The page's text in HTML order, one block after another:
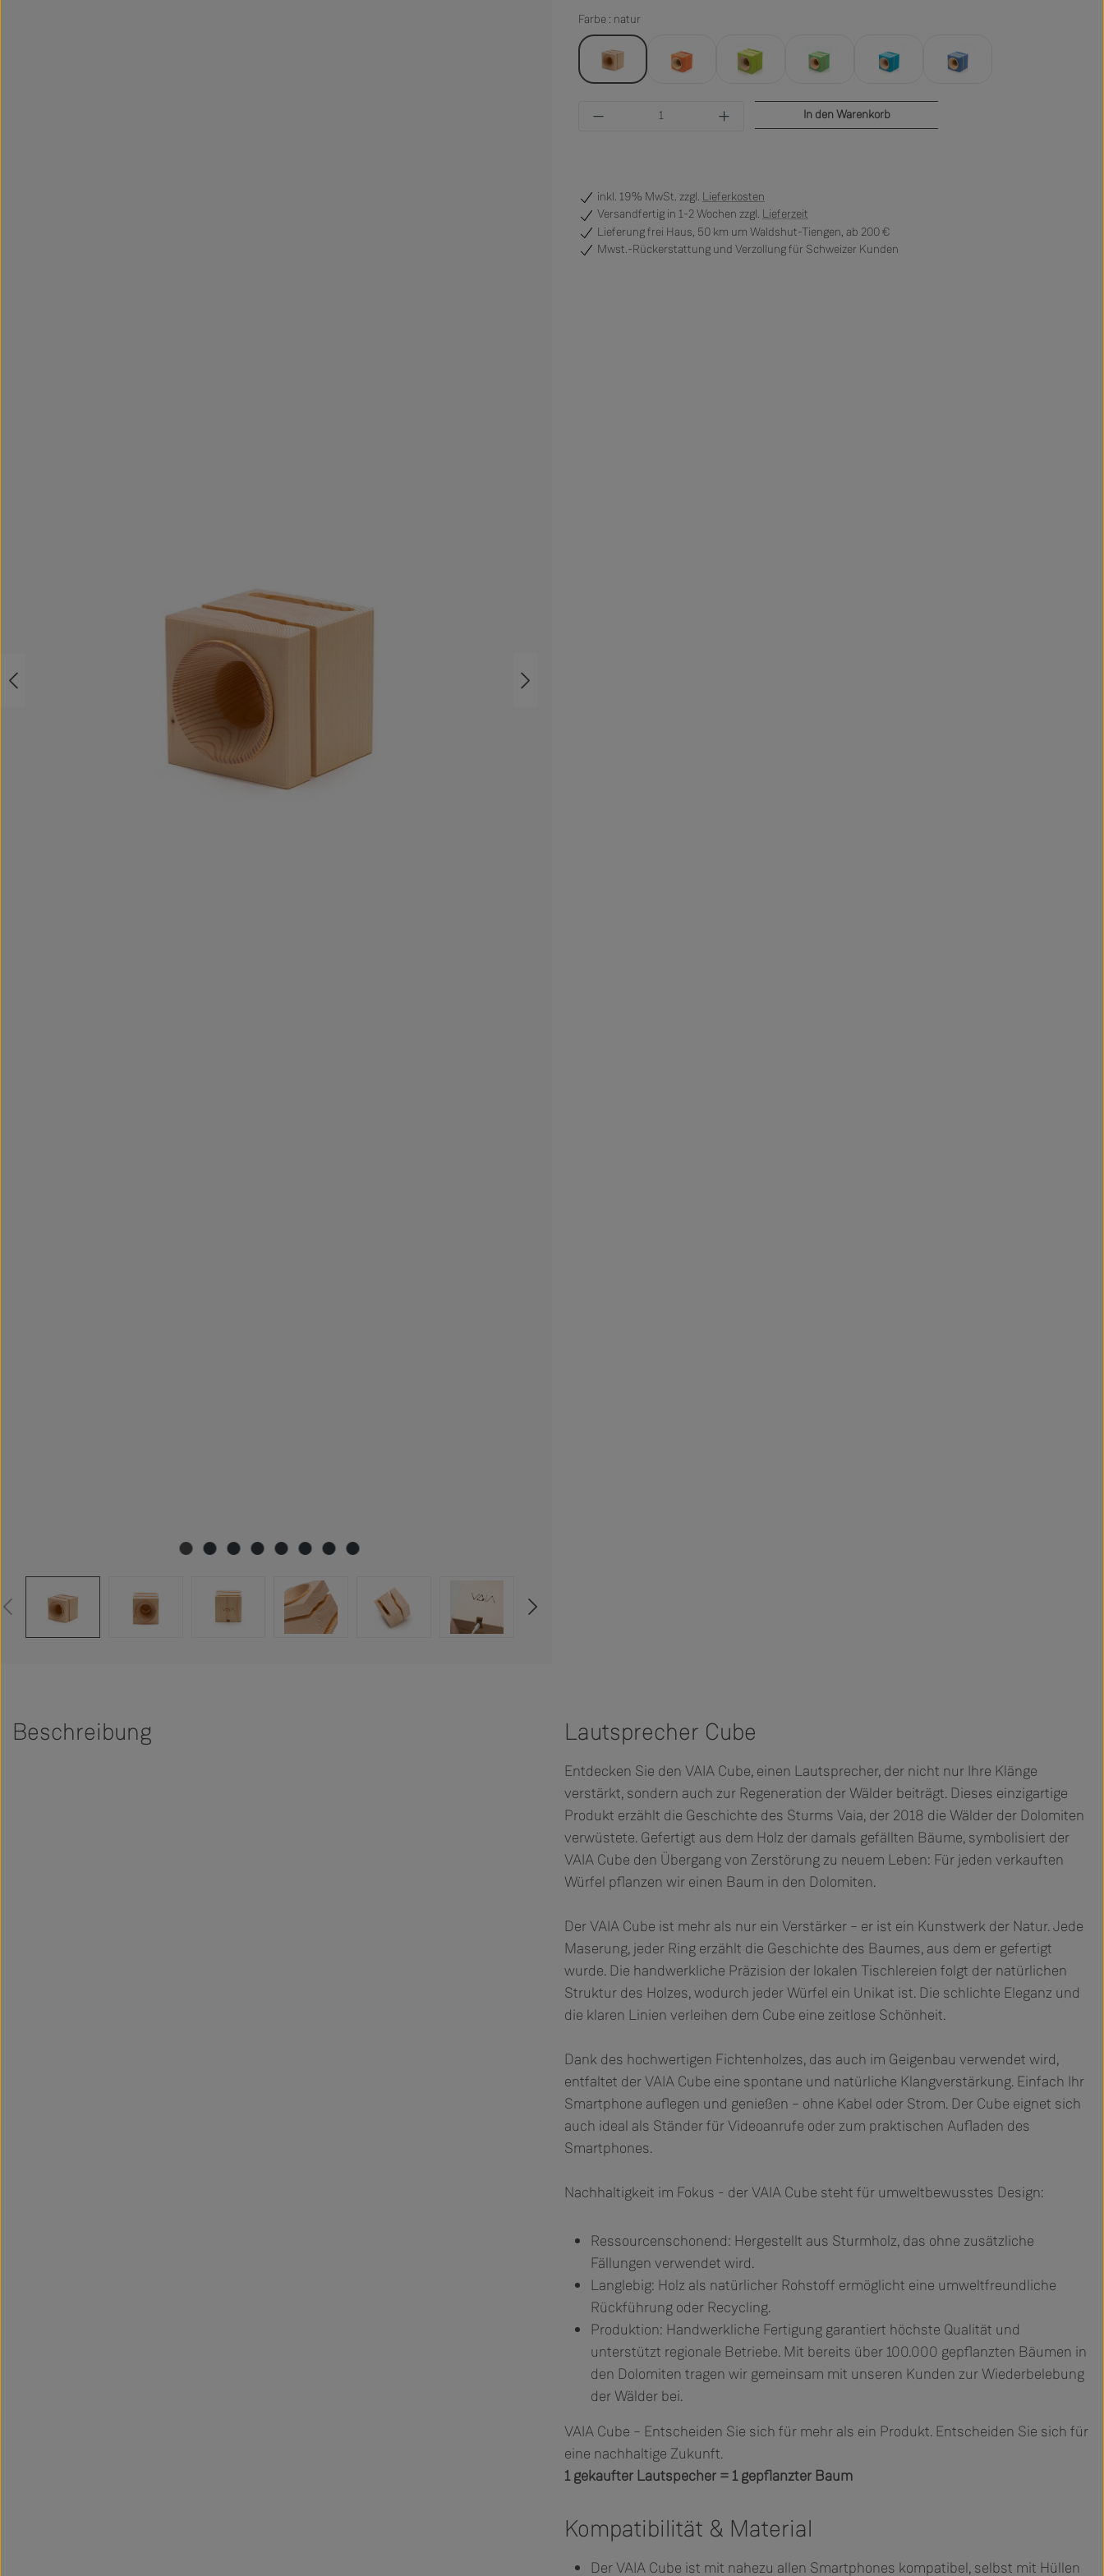
Farbe : natur
natur orange hellgrün grün hellblau blau
Produkt Anzahl: Gib den gewünschten Wert ein oder
In den Warenkorb
inkl. 19% MwSt. zzgl. Lieferkosten
Versandfertig in 1-2 Wochen zzgl. Lieferzeit
Lieferung frei Haus, 50 km um Waldshut-Tiengen, ab 200 €
Mwst.-Rückerstattung und Verzollung für Schweizer Kunden
Beschreibung Lautsprecher Cube
Entdecken Sie den VAIA Cube, einen Lautsprecher, der nicht nur Ihre Klänge
verstärkt, sondern auch zur Regeneration der Wälder beiträgt. Dieses einzigartige
Produkt erzählt die Geschichte des Sturms Vaia, der 2018 die Wälder der Dolomiten
verwüstete. Gefertigt aus dem Holz der damals gefällten Bäume, symbolisiert der
VAIA Cube den Übergang von Zerstörung zu neuem Leben: Für jeden verkauften
Würfel pflanzen wir einen Baum in den Dolomiten.
Der VAIA Cube ist mehr als nur ein Verstärker – er ist ein Kunstwerk der Natur. Jede
Maserung, jeder Ring erzählt die Geschichte des Baumes, aus dem er gefertigt
wurde. Die handwerkliche Präzision der lokalen Tischlereien folgt der natürlichen
Struktur des Holzes, wodurch jeder Würfel ein Unikat ist. Die schlichte Eleganz und
die klaren Linien verleihen dem Cube eine zeitlose Schönheit.
Dank des hochwertigen Fichtenholzes, das auch im Geigenbau verwendet wird,
entfaltet der VAIA Cube eine spontane und natürliche Klangverstärkung. Einfach Ihr
Smartphone auflegen und genießen – ohne Kabel oder Strom. Der Cube eignet sich
auch ideal als Ständer für Videoanrufe oder zum praktischen Aufladen des
Smartphones.
Nachhaltigkeit im Fokus - der VAIA Cube steht für umweltbewusstes Design:
Ressourcenschonend: Hergestellt aus Sturmholz, das ohne zusätzliche
Fällungen verwendet wird.
Langlebig: Holz als natürlicher Rohstoff ermöglicht eine umweltfreundliche
Rückführung oder Recycling.
Produktion: Handwerkliche Fertigung garantiert höchste Qualität und
unterstützt regionale Betriebe. Mit bereits über 100.000 gepflanzten Bäumen in
den Dolomiten tragen wir gemeinsam mit unseren Kunden zur Wiederbelebung
der Wälder bei.
VAIA Cube – Entscheiden Sie sich für mehr als ein Produkt. Entscheiden Sie sich für
eine nachhaltige Zukunft.
1 gekaufter Lautspecher = 1 gepflanzter Baum
Kompatibilität & Material
Der VAIA Cube ist mit nahezu allen Smartphones kompatibel, selbst mit Hüllen